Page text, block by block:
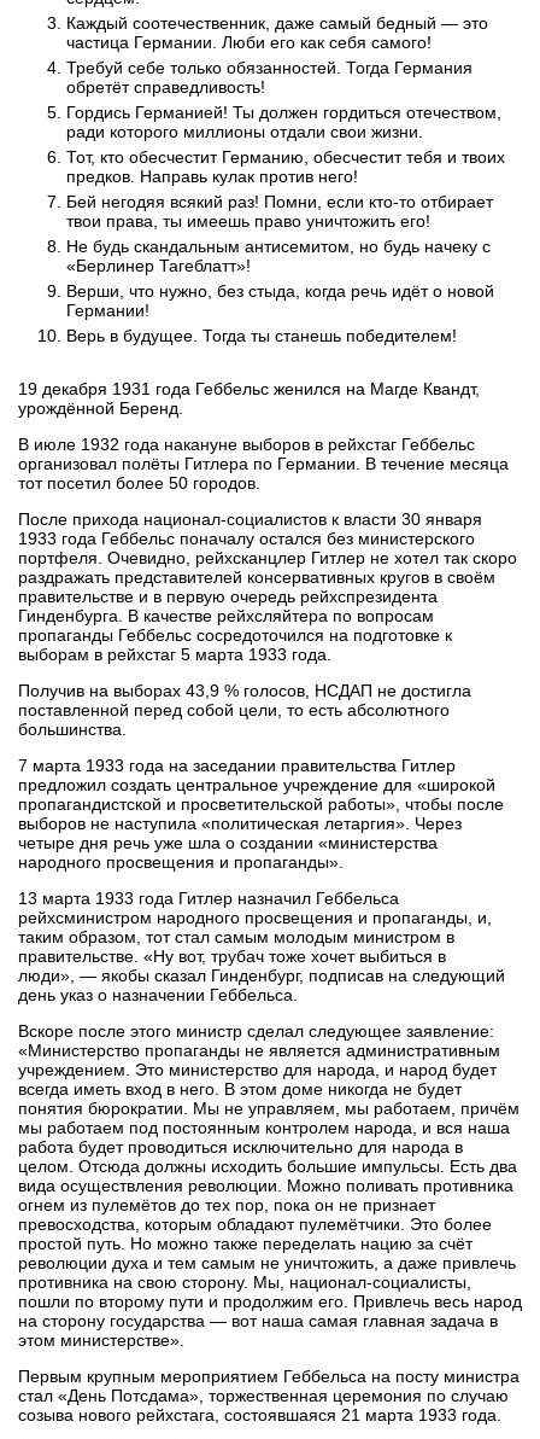
Каждый соотечественник, даже самый бедный — это
частица Германии. Люби его как себя самого!
Требуй себе только обязанностей. Тогда Германия
обретёт справедливость!
Гордись Германией! Ты должен гордиться отечеством,
ради которого миллионы отдали свои жизни.
Тот, кто обесчестит Германию, обесчестит тебя и твоих
предков. Направь кулак против него!
Бей негодяя всякий раз! Помни, если кто-то отбирает
твои права, ты имеешь право уничтожить его!
Не будь скандальным антисемитом, но будь начеку с
«Берлинер Тагеблатт»!
Верши, что нужно, без стыда, когда речь идёт о новой
Германии!
Верь в будущее. Тогда ты станешь победителем!
19 декабря 1931 года Геббельс женился на Магде Квандт,
урождённой Беренд.
В июле 1932 года накануне выборов в рейхстаг Геббельс
организовал полёты Гитлера по Германии. В течение месяца
тот посетил более 50 городов.
После прихода национал-социалистов к власти 30 января
1933 года Геббельс поначалу остался без министерского
портфеля. Очевидно, рейхсканцлер Гитлер не хотел так скоро
раздражать представителей консервативных кругов в своём
правительстве и в первую очередь рейхспрезидента
Гинденбурга. В качестве рейхсляйтера по вопросам
пропаганды Геббельс сосредоточился на подготовке к
выборам в рейхстаг 5 марта 1933 года.
Получив на выборах 43,9 % голосов, НСДАП не достигла
поставленной перед собой цели, то есть абсолютного
большинства.
7 марта 1933 года на заседании правительства Гитлер
предложил создать центральное учреждение для «широкой
пропагандистской и просветительской работы», чтобы после
выборов не наступила «политическая летаргия». Через
четыре дня речь уже шла о создании «министерства
народного просвещения и пропаганды».
13 марта 1933 года Гитлер назначил Геббельса
рейхсминистром народного просвещения и пропаганды, и,
таким образом, тот стал самым молодым министром в
правительстве. «Ну вот, трубач тоже хочет выбиться в
люди», — якобы сказал Гинденбург, подписав на следующий
день указ о назначении Геббельса.
Вскоре после этого министр сделал следующее заявление:
«Министерство пропаганды не является административным
учреждением. Это министерство для народа, и народ будет
всегда иметь вход в него. В этом доме никогда не будет
понятия бюрократии. Мы не управляем, мы работаем, причём
мы работаем под постоянным контролем народа, и вся наша
работа будет проводиться исключительно для народа в
целом. Отсюда должны исходить большие импульсы. Есть два
вида осуществления революции. Можно поливать противника
огнем из пулемётов до тех пор, пока он не признает
превосходства, которым обладают пулемётчики. Это более
простой путь. Но можно также переделать нацию за счёт
революции духа и тем самым не уничтожить, а даже привлечь
противника на свою сторону. Мы, национал-социалисты,
пошли по второму пути и продолжим его. Привлечь весь народ
на сторону государства — вот наша самая главная задача в
этом министерстве».
Первым крупным мероприятием Геббельса на посту министра
стал «День Потсдама», торжественная церемония по случаю
созыва нового рейхстага, состоявшаяся 21 марта 1933 года.